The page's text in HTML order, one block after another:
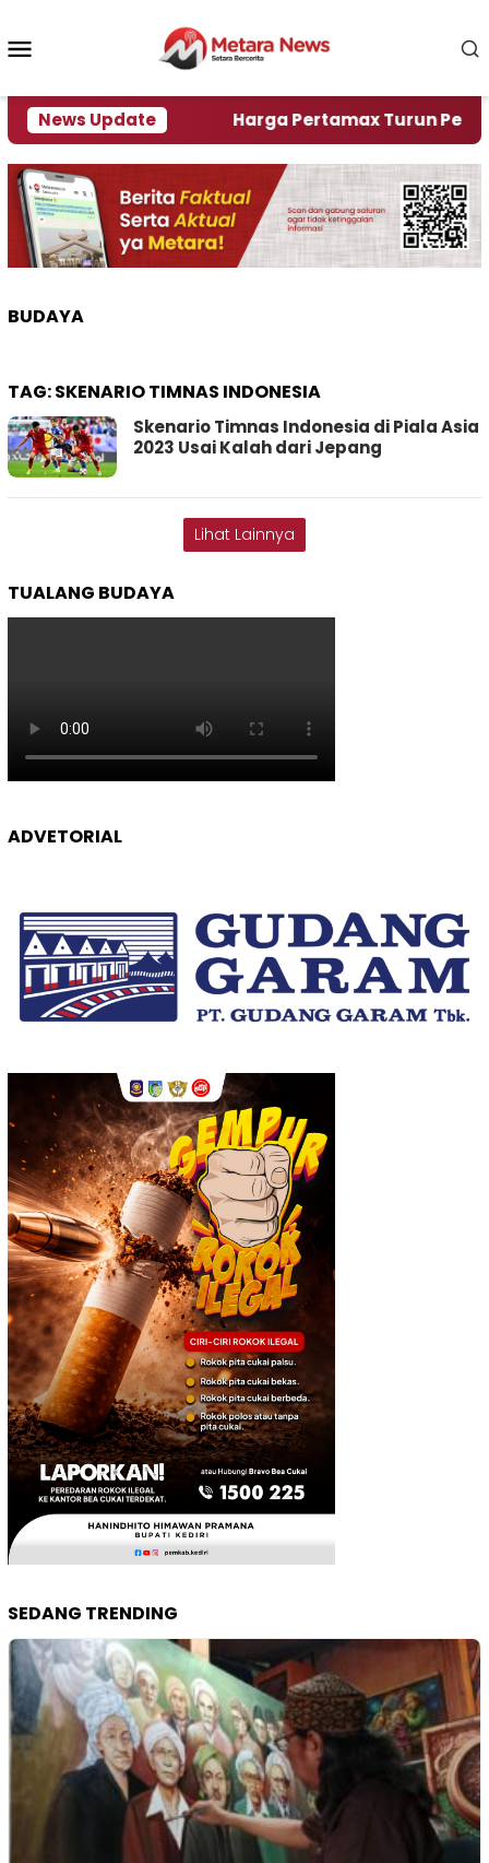
konten
News Update
Krisi Air Harga Pertamax Turun Per Hari
BUDAYA
TAG:SKENARIO TIMNAS INDONESIA
Skenario Timnas Indonesia di Piala Asia
2023 Usai Kalah dari Jepang
Lihat Lainnya
TUALANG BUDAYA
ADVETORIAL
SEDANG TRENDING